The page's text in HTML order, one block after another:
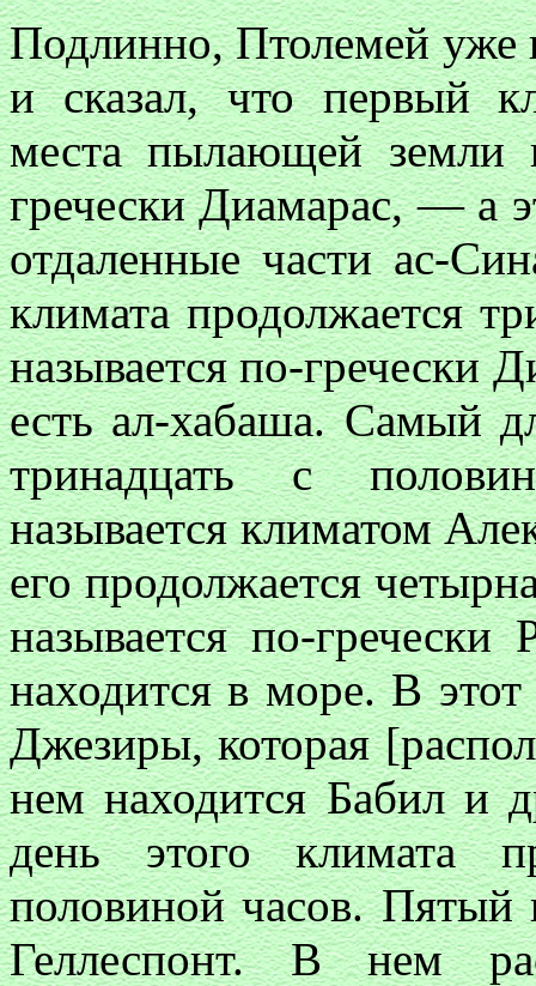
Подлинно, Птолемей уже
и сказал, что первый
места пылающей земли
гречески Диамарас, — а
отдаленные части ас-
климата продолжается
называется по-гречески
есть ал-хабаша. Самый
тринадцать с
называется климатом
его продолжается
называется по-
находится в море. В
Джезиры, которая
нем находится Бабил и
день этого климата
половиной часов. Пятый
Геллеспонт. В нем